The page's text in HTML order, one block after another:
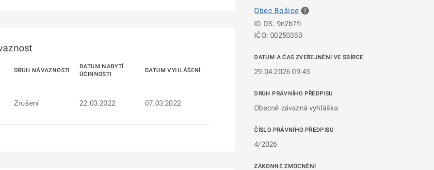
Obec Bošice
ID DS: 9n2b7fi
IČO: 00250350
DATUM A ČAS ZVEŘEJNĚNÍ VE SBÍRCE
29.04.2026 09:45
DRUH PRÁVNÍHO PŘEDPISU
Obecně závazná vyhláška
ČÍSLO PRÁVNÍHO PŘEDPISU
4/2026
ZÁKONNÉ ZMOCNĚNÍ
DRUH NÁVAZNOSTI
DATUM NABYTÍ
ÚČINNOSTI
DATUM VYHLÁŠENÍ
Zrušení 22.03.2022 07.03.2022